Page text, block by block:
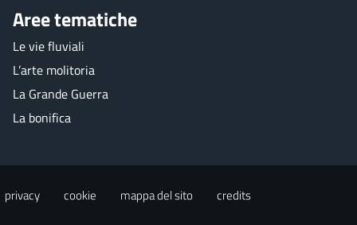
Aree tematiche
Le vie fluviali
L’arte molitoria
La Grande Guerra
La bonifica
privacy cookie mappa del sito credits